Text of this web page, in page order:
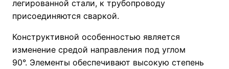
легированной стали, к трубопроводу
присоединяются сваркой.
Конструктивной особенностью является
изменение средой направления под углом
90°. Элементы обеспечивают высокую степень